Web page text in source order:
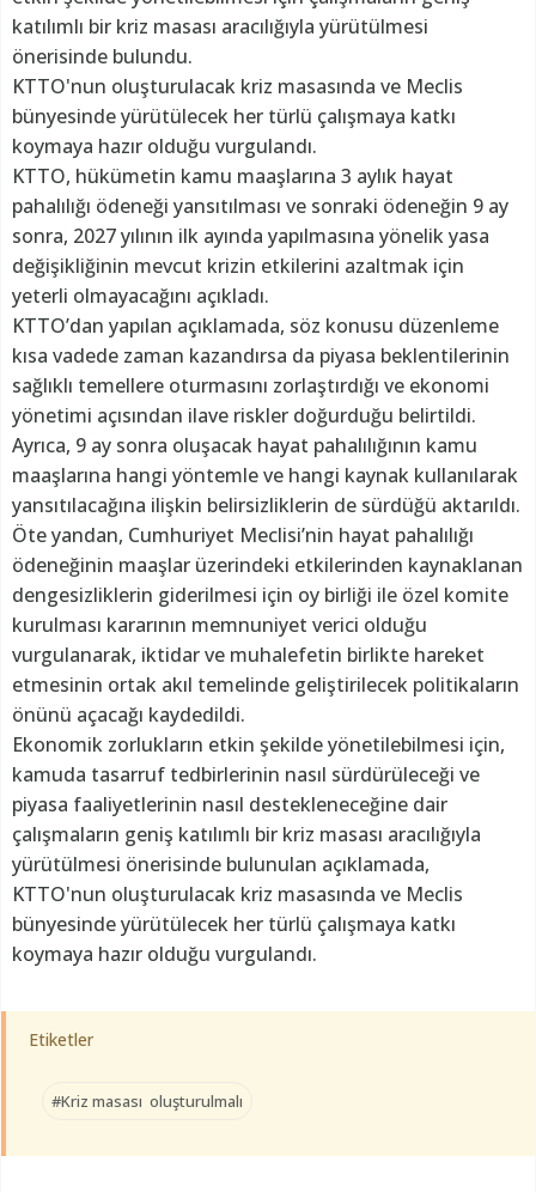
katılımlı bir kriz masası aracılığıyla yürütülmesi
önerisinde bulundu.
KTTO'nun oluşturulacak kriz masasında ve Meclis
bünyesinde yürütülecek her türlü çalışmaya katkı
koymaya hazır olduğu vurgulandı.
KTTO, hükümetin kamu maaşlarına 3 aylık hayat
pahalılığı ödeneği yansıtılması ve sonraki ödeneğin 9 ay
sonra, 2027 yılının ilk ayında yapılmasına yönelik yasa
değişikliğinin mevcut krizin etkilerini azaltmak için
yeterli olmayacağını açıkladı.
KTTO’dan yapılan açıklamada, söz konusu düzenleme
kısa vadede zaman kazandırsa da piyasa beklentilerinin
sağlıklı temellere oturmasını zorlaştırdığı ve ekonomi
yönetimi açısından ilave riskler doğurduğu belirtildi.
Ayrıca, 9 ay sonra oluşacak hayat pahalılığının kamu
maaşlarına hangi yöntemle ve hangi kaynak kullanılarak
yansıtılacağına ilişkin belirsizliklerin de sürdüğü aktarıldı.
Öte yandan, Cumhuriyet Meclisi’nin hayat pahalılığı
ödeneğinin maaşlar üzerindeki etkilerinden kaynaklanan
dengesizliklerin giderilmesi için oy birliği ile özel komite
kurulması kararının memnuniyet verici olduğu
vurgulanarak, iktidar ve muhalefetin birlikte hareket
etmesinin ortak akıl temelinde geliştirilecek politikaların
önünü açacağı kaydedildi.
Ekonomik zorlukların etkin şekilde yönetilebilmesi için,
kamuda tasarruf tedbirlerinin nasıl sürdürüleceği ve
piyasa faaliyetlerinin nasıl destekleneceğine dair
çalışmaların geniş katılımlı bir kriz masası aracılığıyla
yürütülmesi önerisinde bulunulan açıklamada,
KTTO'nun oluşturulacak kriz masasında ve Meclis
bünyesinde yürütülecek her türlü çalışmaya katkı
koymaya hazır olduğu vurgulandı.
Etiketler
#Kriz masası oluşturulmalı